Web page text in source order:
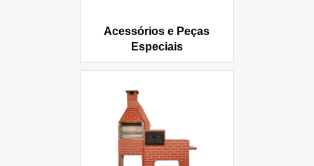
Acessórios e Peças
Especiais